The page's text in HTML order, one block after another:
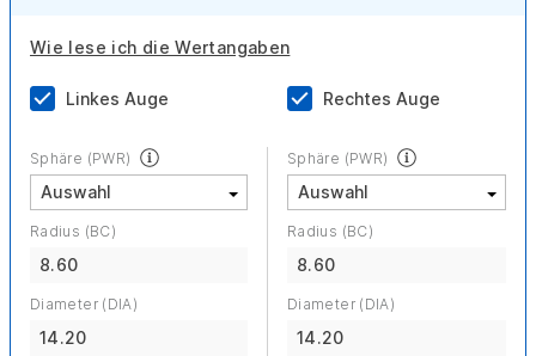
Wie lese ich die Wertangaben
Linkes Auge Rechtes Auge
Sphäre (PWR)
Radius (BC)
8.60
Diameter (DIA)
14.20
Sphäre (PWR)
Radius (BC)
8.60
Diameter (DIA)
14.20